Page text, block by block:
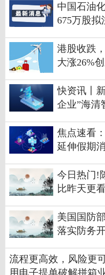
中国石油
675万股拟
港股收跌
大涨26%
色、化工
快资讯丨
企业”海清
焦点速看
延伸假期
今日热门!
比昨天更
美国国防
落实防务
流程更高效，风险更
用电子提单破解拼箱